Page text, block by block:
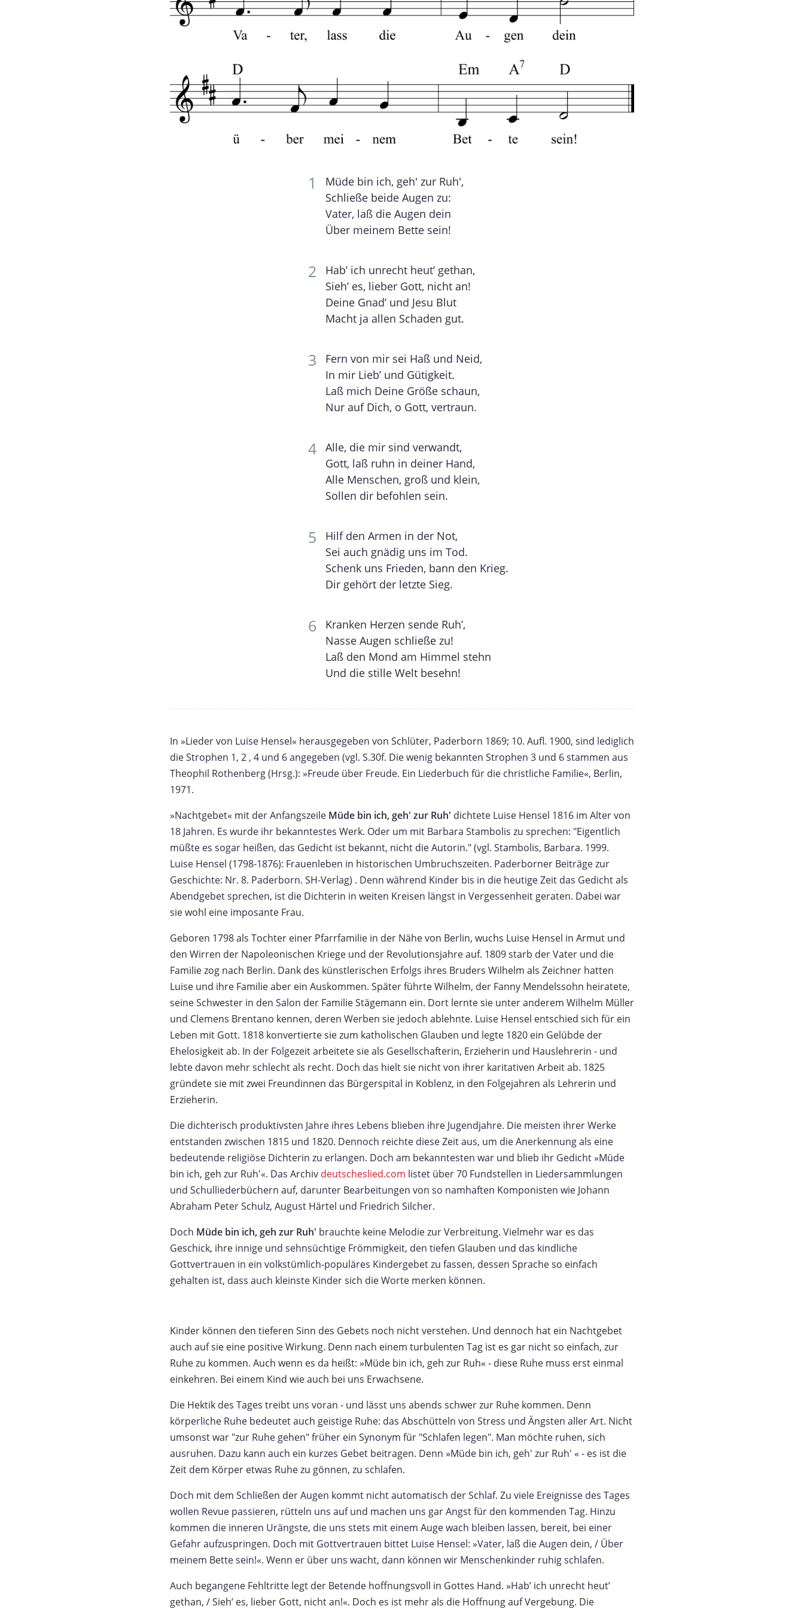
Müde bin ich, geh' zur Ruh',
Schließe beide Augen zu:
Vater, laß die Augen dein
Über meinem Bette sein!
Hab’ ich unrecht heut’ gethan,
Sieh’ es, lieber Gott, nicht an!
Deine Gnad’ und Jesu Blut
Macht ja allen Schaden gut.
Fern von mir sei Haß und Neid,
In mir Lieb’ und Gütigkeit.
Laß mich Deine Größe schaun,
Nur auf Dich, o Gott, vertraun.
Alle, die mir sind verwandt,
Gott, laß ruhn in deiner Hand,
Alle Menschen, groß und klein,
Sollen dir befohlen sein.
Hilf den Armen in der Not,
Sei auch gnädig uns im Tod.
Schenk uns Frieden, bann den Krieg.
Dir gehört der letzte Sieg.
Kranken Herzen sende Ruh’,
Nasse Augen schließe zu!
Laß den Mond am Himmel stehn
Und die stille Welt besehn!
In »Lieder von Luise Hensel« herausgegeben von Schlüter, Paderborn 1869; 10. Aufl. 1900, sind lediglich
die Strophen 1, 2 , 4 und 6 angegeben (vgl. S.30f. Die wenig bekannten Strophen 3 und 6 stammen aus
Theophil Rothenberg (Hrsg.): »Freude über Freude. Ein Liederbuch für die christliche Familie«, Berlin,
1971.
»Nachtgebet« mit der Anfangszeile Müde bin ich, geh' zur Ruh' dichtete Luise Hensel 1816 im Alter von
18 Jahren. Es wurde ihr bekanntestes Werk. Oder um mit Barbara Stambolis zu sprechen: "Eigentlich
müßte es sogar heißen, das Gedicht ist bekannt, nicht die Autorin." (vgl. Stambolis, Barbara. 1999.
Luise Hensel (1798-1876): Frauenleben in historischen Umbruchszeiten. Paderborner Beiträge zur
Geschichte: Nr. 8. Paderborn. SH-Verlag) . Denn während Kinder bis in die heutige Zeit das Gedicht als
Abendgebet sprechen, ist die Dichterin in weiten Kreisen längst in Vergessenheit geraten. Dabei war
sie wohl eine imposante Frau.
Geboren 1798 als Tochter einer Pfarrfamilie in der Nähe von Berlin, wuchs Luise Hensel in Armut und
den Wirren der Napoleonischen Kriege und der Revolutionsjahre auf. 1809 starb der Vater und die
Familie zog nach Berlin. Dank des künstlerischen Erfolgs ihres Bruders Wilhelm als Zeichner hatten
Luise und ihre Familie aber ein Auskommen. Später führte Wilhelm, der Fanny Mendelssohn heiratete,
seine Schwester in den Salon der Familie Stägemann ein. Dort lernte sie unter anderem Wilhelm Müller
und Clemens Brentano kennen, deren Werben sie jedoch ablehnte. Luise Hensel entschied sich für ein
Leben mit Gott. 1818 konvertierte sie zum katholischen Glauben und legte 1820 ein Gelübde der
Ehelosigkeit ab. In der Folgezeit arbeitete sie als Gesellschafterin, Erzieherin und Hauslehrerin - und
lebte davon mehr schlecht als recht. Doch das hielt sie nicht von ihrer karitativen Arbeit ab. 1825
gründete sie mit zwei Freundinnen das Bürgerspital in Koblenz, in den Folgejahren als Lehrerin und
Erzieherin.
Die dichterisch produktivsten Jahre ihres Lebens blieben ihre Jugendjahre. Die meisten ihrer Werke
entstanden zwischen 1815 und 1820. Dennoch reichte diese Zeit aus, um die Anerkennung als eine
bedeutende religiöse Dichterin zu erlangen. Doch am bekanntesten war und blieb ihr Gedicht »Müde
bin ich, geh zur Ruh'«. Das Archiv deutscheslied.com listet über 70 Fundstellen in Liedersammlungen
und Schulliederbüchern auf, darunter Bearbeitungen von so namhaften Komponisten wie Johann
Abraham Peter Schulz, August Härtel und Friedrich Silcher.
Doch Müde bin ich, geh zur Ruh' brauchte keine Melodie zur Verbreitung. Vielmehr war es das
Geschick, ihre innige und sehnsüchtige Frömmigkeit, den tiefen Glauben und das kindliche
Gottvertrauen in ein volkstümlich-populäres Kindergebet zu fassen, dessen Sprache so einfach
gehalten ist, dass auch kleinste Kinder sich die Worte merken können.
Kinder können den tieferen Sinn des Gebets noch nicht verstehen. Und dennoch hat ein Nachtgebet
auch auf sie eine positive Wirkung. Denn nach einem turbulenten Tag ist es gar nicht so einfach, zur
Ruhe zu kommen. Auch wenn es da heißt: »Müde bin ich, geh zur Ruh« - diese Ruhe muss erst einmal
einkehren. Bei einem Kind wie auch bei uns Erwachsene.
Die Hektik des Tages treibt uns voran - und lässt uns abends schwer zur Ruhe kommen. Denn
körperliche Ruhe bedeutet auch geistige Ruhe: das Abschütteln von Stress und Ängsten aller Art. Nicht
umsonst war "zur Ruhe gehen" früher ein Synonym für "Schlafen legen". Man möchte ruhen, sich
ausruhen. Dazu kann auch ein kurzes Gebet beitragen. Denn »Müde bin ich, geh' zur Ruh' « - es ist die
Zeit dem Körper etwas Ruhe zu gönnen, zu schlafen.
Doch mit dem Schließen der Augen kommt nicht automatisch der Schlaf. Zu viele Ereignisse des Tages
wollen Revue passieren, rütteln uns auf und machen uns gar Angst für den kommenden Tag. Hinzu
kommen die inneren Urängste, die uns stets mit einem Auge wach bleiben lassen, bereit, bei einer
Gefahr aufzuspringen. Doch mit Gottvertrauen bittet Luise Hensel: »Vater, laß die Augen dein, / Über
meinem Bette sein!«. Wenn er über uns wacht, dann können wir Menschenkinder ruhig schlafen.
Auch begangene Fehltritte legt der Betende hoffnungsvoll in Gottes Hand. »Hab’ ich unrecht heut’
gethan, / Sieh’ es, lieber Gott, nicht an!«. Doch es ist mehr als die Hoffnung auf Vergebung. Die